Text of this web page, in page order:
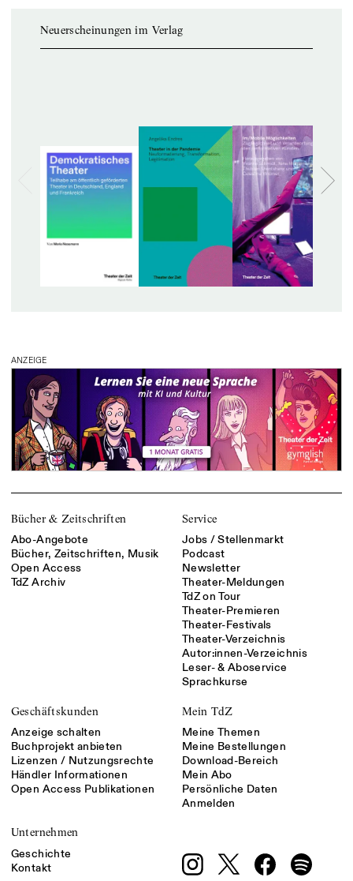
Neuerscheinungen im Verlag
ANZEIGE
Bücher & Zeitschriften
Abo-Angebote
Bücher, Zeitschriften, Musik
Open Access
TdZ Archiv
Service
Jobs / Stellenmarkt
Podcast
Newsletter
Theater-Meldungen
TdZ on Tour
Theater-Premieren
Theater-Festivals
Theater-Verzeichnis
Autor:innen-Verzeichnis
Leser- & Aboservice
Sprachkurse
Geschäftskunden
Anzeige schalten
Buchprojekt anbieten
Lizenzen / Nutzungsrechte
Händler Informationen
Open Access Publikationen
Mein TdZ
Meine Themen
Meine Bestellungen
Download-Bereich
Mein Abo
Persönliche Daten
Anmelden
Unternehmen
Geschichte
Kontakt